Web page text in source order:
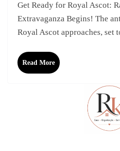
Get Ready for Royal Ascot:
Extravaganza Begins! The
Royal Ascot approaches, set
Read More